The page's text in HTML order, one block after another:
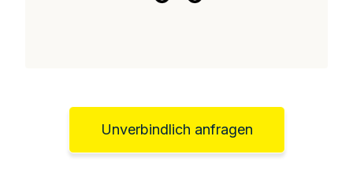
Unverbindlich anfragen